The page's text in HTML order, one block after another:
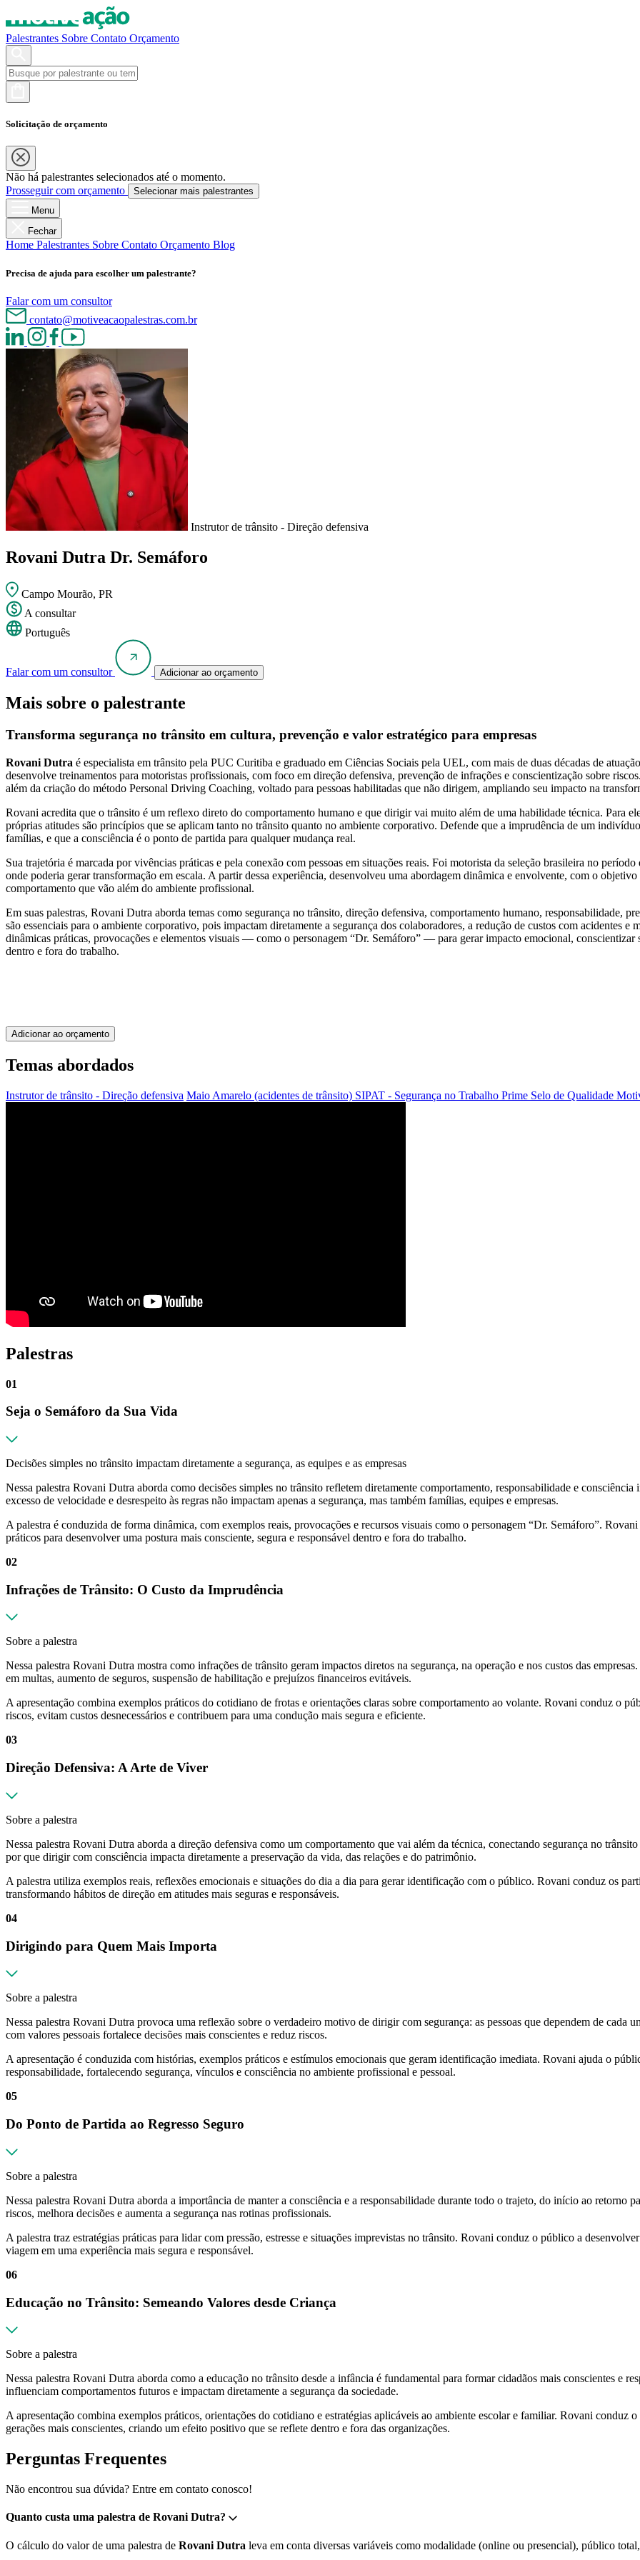
Palestrantes Sobre Contato Orçamento
Solicitação de orçamento
Não há palestrantes selecionados até o momento.
Prosseguir com orçamento
Selecionar mais palestrantes
Menu
Fechar
Home Palestrantes Sobre Contato Orçamento Blog
Precisa de ajuda para escolher um palestrante?
Falar com um consultor
contato@motiveacaopalestras.com.br
Instrutor de trânsito - Direção defensiva
Rovani Dutra Dr. Semáforo
Campo Mourão, PR
A consultar
Português
Falar com um consultor Adicionar ao orçamento
Mais sobre o palestrante
Transforma segurança no trânsito em cultura, prevenção e valor estratégico para empresas
Rovani Dutra é especialista em trânsito pela PUC Curitiba e graduado em Ciências Sociais pela UEL, com mais de duas décadas de
desenvolve treinamentos para motoristas profissionais, com foco em direção defensiva, prevenção de infrações e conscientização sobre
além da criação do método Personal Driving Coaching, voltado para pessoas habilitadas que não dirigem, ampliando seu impacto na
Rovani acredita que o trânsito é um reflexo direto do comportamento humano e que dirigir vai muito além de uma habilidade técnica. Para
próprias atitudes são princípios que se aplicam tanto no trânsito quanto no ambiente corporativo. Defende que a imprudência de um
famílias, e que a consciência é o ponto de partida para qualquer mudança real.
Sua trajetória é marcada por vivências práticas e pela conexão com pessoas em situações reais. Foi motorista da seleção brasileira no
onde poderia gerar transformação em escala. A partir dessa experiência, desenvolveu uma abordagem dinâmica e envolvente, com o
comportamento que vão além do ambiente profissional.
Em suas palestras, Rovani Dutra aborda temas como segurança no trânsito, direção defensiva, comportamento humano, responsabilidade,
são essenciais para o ambiente corporativo, pois impactam diretamente a segurança dos colaboradores, a redução de custos com acidentes e
dinâmicas práticas, provocações e elementos visuais — como o personagem “Dr. Semáforo” — para gerar impacto emocional, conscientizar
dentro e fora do trabalho.
Adicionar ao orçamento
Temas abordados
Instrutor de trânsito - Direção defensiva Maio Amarelo (acidentes de trânsito) SIPAT - Segurança no Trabalho Prime Selo de Qualidade
Palestras
01
Seja o Semáforo da Sua Vida
Decisões simples no trânsito impactam diretamente a segurança, as equipes e as empresas
Nessa palestra Rovani Dutra aborda como decisões simples no trânsito refletem diretamente comportamento, responsabilidade e
excesso de velocidade e desrespeito às regras não impactam apenas a segurança, mas também famílias, equipes e empresas.
A palestra é conduzida de forma dinâmica, com exemplos reais, provocações e recursos visuais como o personagem “Dr. Semáforo”.
práticos para desenvolver uma postura mais consciente, segura e responsável dentro e fora do trabalho.
02
Infrações de Trânsito: O Custo da Imprudência
Sobre a palestra
Nessa palestra Rovani Dutra mostra como infrações de trânsito geram impactos diretos na segurança, na operação e nos custos das
em multas, aumento de seguros, suspensão de habilitação e prejuízos financeiros evitáveis.
A apresentação combina exemplos práticos do cotidiano de frotas e orientações claras sobre comportamento ao volante. Rovani conduz o
riscos, evitam custos desnecessários e contribuem para uma condução mais segura e eficiente.
03
Direção Defensiva: A Arte de Viver
Sobre a palestra
Nessa palestra Rovani Dutra aborda a direção defensiva como um comportamento que vai além da técnica, conectando segurança no
por que dirigir com consciência impacta diretamente a preservação da vida, das relações e do patrimônio.
A palestra utiliza exemplos reais, reflexões emocionais e situações do dia a dia para gerar identificação com o público. Rovani conduz os
transformando hábitos de direção em atitudes mais seguras e responsáveis.
04
Dirigindo para Quem Mais Importa
Sobre a palestra
Nessa palestra Rovani Dutra provoca uma reflexão sobre o verdadeiro motivo de dirigir com segurança: as pessoas que dependem de cada
com valores pessoais fortalece decisões mais conscientes e reduz riscos.
A apresentação é conduzida com histórias, exemplos práticos e estímulos emocionais que geram identificação imediata. Rovani ajuda o
responsabilidade, fortalecendo segurança, vínculos e consciência no ambiente profissional e pessoal.
05
Do Ponto de Partida ao Regresso Seguro
Sobre a palestra
Nessa palestra Rovani Dutra aborda a importância de manter a consciência e a responsabilidade durante todo o trajeto, do início ao retorno
riscos, melhora decisões e aumenta a segurança nas rotinas profissionais.
A palestra traz estratégias práticas para lidar com pressão, estresse e situações imprevistas no trânsito. Rovani conduz o público a
viagem em uma experiência mais segura e responsável.
06
Educação no Trânsito: Semeando Valores desde Criança
Sobre a palestra
Nessa palestra Rovani Dutra aborda como a educação no trânsito desde a infância é fundamental para formar cidadãos mais conscientes e
influenciam comportamentos futuros e impactam diretamente a segurança da sociedade.
A apresentação combina exemplos práticos, orientações do cotidiano e estratégias aplicáveis ao ambiente escolar e familiar. Rovani conduz
gerações mais conscientes, criando um efeito positivo que se reflete dentro e fora das organizações.
Perguntas Frequentes
Não encontrou sua dúvida? Entre em contato conosco!
Quanto custa uma palestra de Rovani Dutra?
O cálculo do valor de uma palestra de Rovani Dutra leva em conta diversas variáveis como modalidade (online ou presencial), público